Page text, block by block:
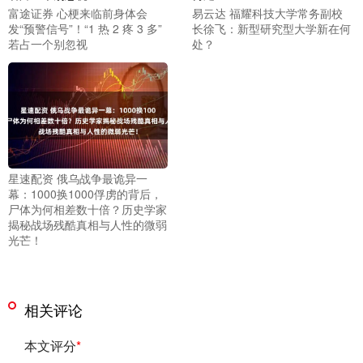
富途证券 心梗来临前身体会
发“预警信号”！“1 热 2 疼 3 多”
若占一个别忽视
易云达 福耀科技大学常务副校
长徐飞：新型研究型大学新在何
处？
星速配资 俄乌战争最诡异一
幕：1000换1000俘虏的背后，
尸体为何相差数十倍？历史学家
揭秘战场残酷真相与人性的微弱
光芒！
相关评论
本文评分*